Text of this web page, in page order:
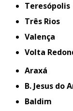
Teresópolis
Três Rios
Valença
Volta
Araxá
B. Jesus
Baldim